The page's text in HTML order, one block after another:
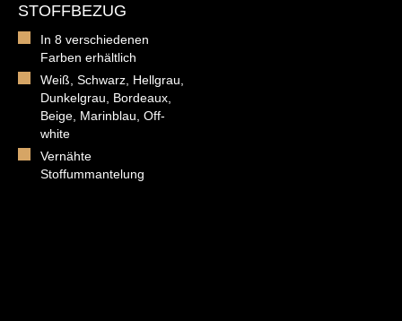
STOFFBEZUG
In 8 verschiedenen
Farben erhältlich
Weiß, Schwarz, Hellgrau,
Dunkelgrau, Bordeaux,
Beige, Marinblau, Off-
white
Vernähte
Stoffummantelung